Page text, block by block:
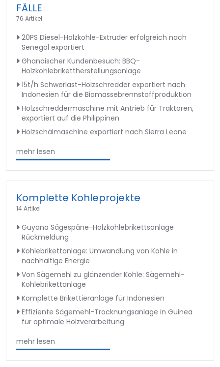
FÄLLE
76 Artikel
20PS Diesel-Holzkohle-Extruder erfolgreich nach
Senegal exportiert
Ghanaischer Kundenbesuch: BBQ-
Holzkohlebrikettherstellungsanlage
15t/h Schwerlast-Holzschredder exportiert nach
Indonesien für die Biomassebrennstoffproduktion
Holzschreddermaschine mit Antrieb für Traktoren,
exportiert auf die Philippinen
Holzschälmaschine exportiert nach Sierra Leone
mehr lesen
Komplette Kohleprojekte
14 Artikel
Guyana Sägespäne-Holzkohlebrikettsanlage
Rückmeldung
Kohlebrikettanlage: Umwandlung von Kohle in
nachhaltige Energie
Von Sägemehl zu glänzender Kohle: Sägemehl-
Kohlebrikettanlage
Komplette Brikettieranlage für Indonesien
Effiziente Sägemehl-Trocknungsanlage in Guinea
für optimale Holzverarbeitung
mehr lesen